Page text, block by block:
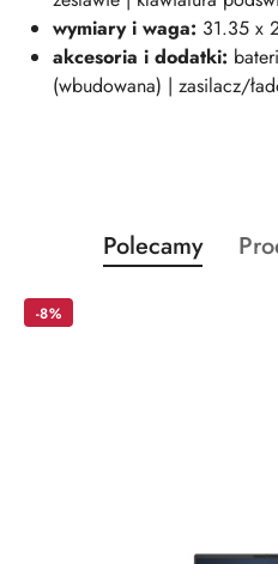
wymiary i waga: 31.35 x
akcesoria i dodatki:
(wbudowana) | zasilacz/
Pomiń karuzelę
Produkty
o
Polecamy
-8%